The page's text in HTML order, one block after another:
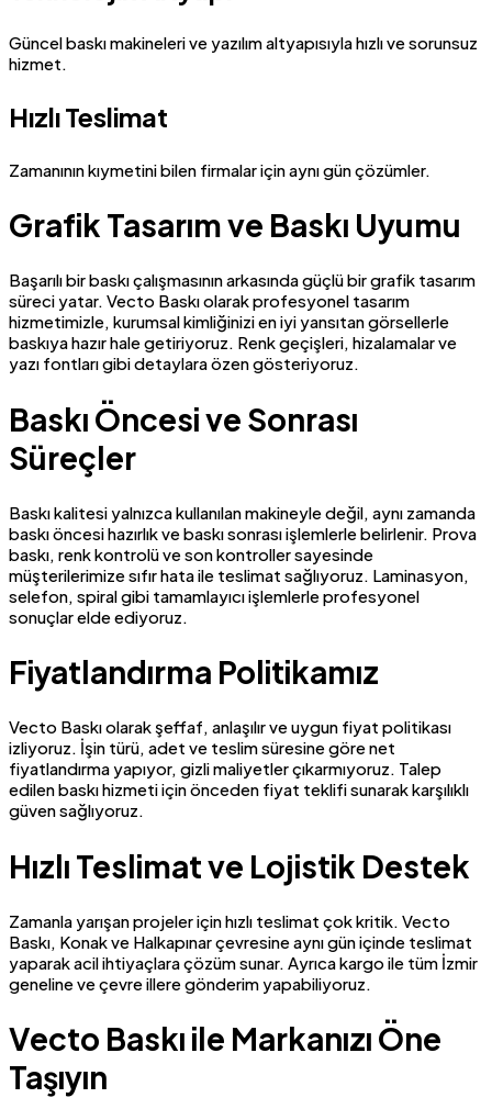
Güncel baskı makineleri ve yazılım altyapısıyla hızlı ve sorunsuz
hizmet.
Hızlı Teslimat
Zamanının kıymetini bilen firmalar için aynı gün çözümler.
Grafik Tasarım ve Baskı Uyumu
Başarılı bir baskı çalışmasının arkasında güçlü bir grafik tasarım
süreci yatar. Vecto Baskı olarak profesyonel tasarım
hizmetimizle, kurumsal kimliğinizi en iyi yansıtan görsellerle
baskıya hazır hale getiriyoruz. Renk geçişleri, hizalamalar ve
yazı fontları gibi detaylara özen gösteriyoruz.
Baskı Öncesi ve Sonrası
Süreçler
Baskı kalitesi yalnızca kullanılan makineyle değil, aynı zamanda
baskı öncesi hazırlık ve baskı sonrası işlemlerle belirlenir. Prova
baskı, renk kontrolü ve son kontroller sayesinde
müşterilerimize sıfır hata ile teslimat sağlıyoruz. Laminasyon,
selefon, spiral gibi tamamlayıcı işlemlerle profesyonel
sonuçlar elde ediyoruz.
Fiyatlandırma Politikamız
Vecto Baskı olarak şeffaf, anlaşılır ve uygun fiyat politikası
izliyoruz. İşin türü, adet ve teslim süresine göre net
fiyatlandırma yapıyor, gizli maliyetler çıkarmıyoruz. Talep
edilen baskı hizmeti için önceden fiyat teklifi sunarak karşılıklı
güven sağlıyoruz.
Hızlı Teslimat ve Lojistik Destek
Zamanla yarışan projeler için hızlı teslimat çok kritik. Vecto
Baskı, Konak ve Halkapınar çevresine aynı gün içinde teslimat
yaparak acil ihtiyaçlara çözüm sunar. Ayrıca kargo ile tüm İzmir
geneline ve çevre illere gönderim yapabiliyoruz.
Vecto Baskı ile Markanızı Öne
Taşıyın